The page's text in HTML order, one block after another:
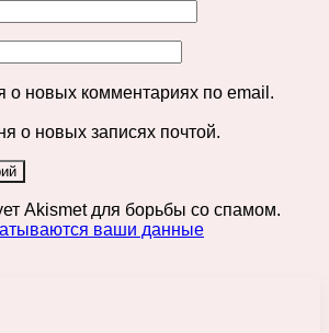
о новых комментариях по email.
о новых записях почтой.
Akismet для борьбы со спамом.
ваши данные